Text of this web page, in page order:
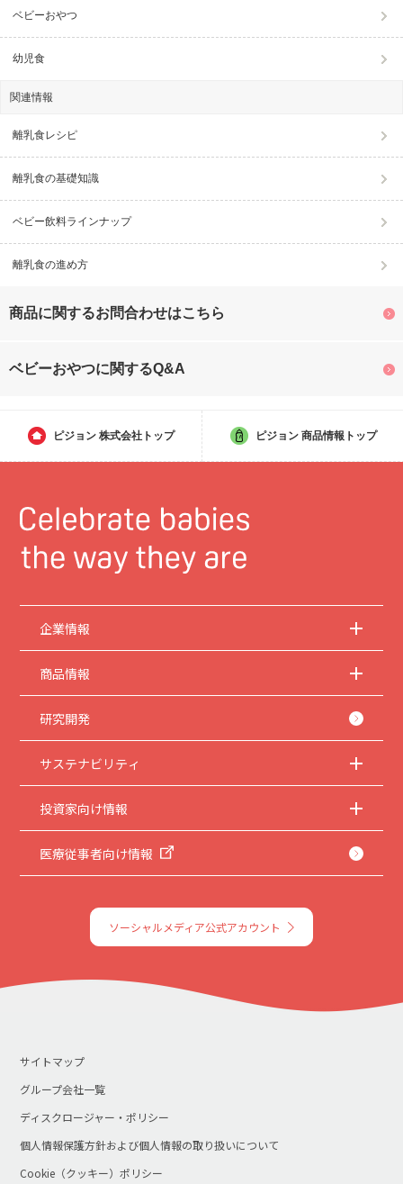
ベビーおやつ
幼児食
関連情報
離乳食レシピ
離乳食の基礎知識
ベビー飲料ラインナップ
離乳食の進め方
商品に関するお問合わせはこちら
ベビーおやつに関するQ&A
ピジョン 株式会社トップ ピジョン 商品情報トップ
企業情報
商品情報
研究開発
サステナビリティ
投資家向け情報
医療従事者向け情報
ソーシャルメディア公式アカウント
サイトマップ
グループ会社一覧
ディスクロージャー・ポリシー
個人情報保護方針および個人情報の取り扱いについて
Cookie（クッキー）ポリシー